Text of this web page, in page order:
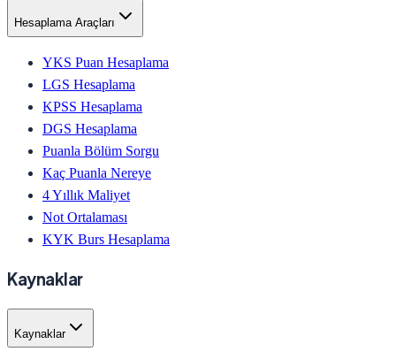
Hesaplama Araçları
YKS Puan Hesaplama
LGS Hesaplama
KPSS Hesaplama
DGS Hesaplama
Puanla Bölüm Sorgu
Kaç Puanla Nereye
4 Yıllık Maliyet
Not Ortalaması
KYK Burs Hesaplama
Kaynaklar
Kaynaklar